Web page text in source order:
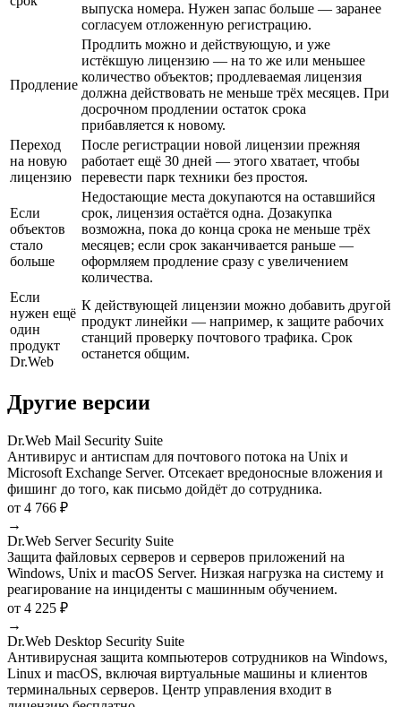
выпуска номера. Нужен запас больше — заранее
согласуем отложенную регистрацию.
Продление
Продлить можно и действующую, и уже
истёкшую лицензию — на то же или меньшее
количество объектов; продлеваемая лицензия
должна действовать не меньше трёх месяцев. При
досрочном продлении остаток срока
прибавляется к новому.
Переход
на новую
лицензию
После регистрации новой лицензии прежняя
работает ещё 30 дней — этого хватает, чтобы
перевести парк техники без простоя.
Если
объектов
стало
больше
Недостающие места докупаются на оставшийся
срок, лицензия остаётся одна. Дозакупка
возможна, пока до конца срока не меньше трёх
месяцев; если срок заканчивается раньше —
оформляем продление сразу с увеличением
количества.
Если
нужен ещё
один
продукт
Dr.Web
К действующей лицензии можно добавить другой
продукт линейки — например, к защите рабочих
станций проверку почтового трафика. Срок
останется общим.
Другие версии
Dr.Web Mail Security Suite
Антивирус и антиспам для почтового потока на Unix и
Microsoft Exchange Server. Отсекает вредоносные вложения и
фишинг до того, как письмо дойдёт до сотрудника.
от 4 766 ₽
→
Dr.Web Server Security Suite
Защита файловых серверов и серверов приложений на
Windows, Unix и macOS Server. Низкая нагрузка на систему и
реагирование на инциденты с машинным обучением.
от 4 225 ₽
→
Dr.Web Desktop Security Suite
Антивирусная защита компьютеров сотрудников на Windows,
Linux и macOS, включая виртуальные машины и клиентов
терминальных серверов. Центр управления входит в